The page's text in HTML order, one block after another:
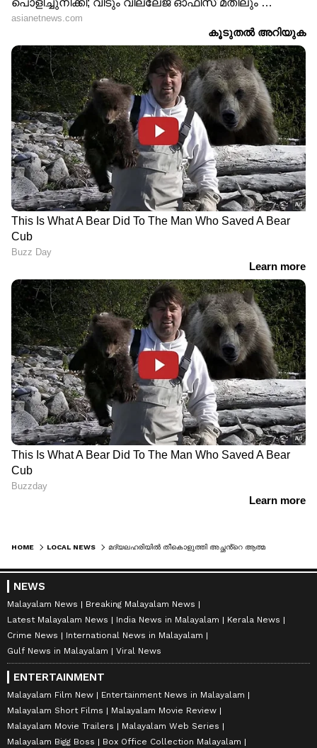
HOME LOCAL NEWS
NEWS
Malayalam News
Breaking Malayalam News
Latest Malayalam News
India News in Malayalam
Kerala News
Crime News
International News in Malayalam
Gulf News in Malayalam
Viral News
ENTERTAINMENT
Malayalam Film New
Entertainment News in Malayalam
Malayalam Short Films
Malayalam Movie Review
Malayalam Movie Trailers
Malayalam Web Series
Malayalam Bigg Boss
Box Office Collection Malayalam